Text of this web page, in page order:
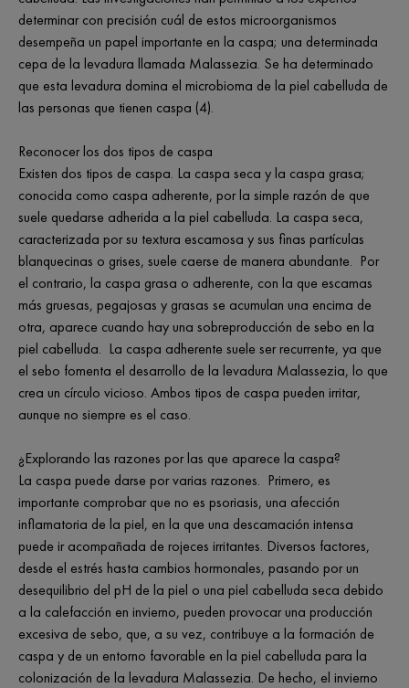
determinar con precisión cuál de estos microorganismos
desempeña un papel importante en la caspa; una determinada
cepa de la levadura llamada Malassezia. Se ha determinado
que esta levadura domina el microbioma de la piel cabelluda de
las personas que tienen caspa (4).
Reconocer los dos tipos de caspa
Existen dos tipos de caspa. La caspa seca y la caspa grasa;
conocida como caspa adherente, por la simple razón de que
suele quedarse adherida a la piel cabelluda. La caspa seca,
caracterizada por su textura escamosa y sus finas partículas
blanquecinas o grises, suele caerse de manera abundante. Por
el contrario, la caspa grasa o adherente, con la que escamas
más gruesas, pegajosas y grasas se acumulan una encima de
otra, aparece cuando hay una sobreproducción de sebo en la
piel cabelluda. La caspa adherente suele ser recurrente, ya que
el sebo fomenta el desarrollo de la levadura Malassezia, lo que
crea un círculo vicioso. Ambos tipos de caspa pueden irritar,
aunque no siempre es el caso.
¿Explorando las razones por las que aparece la caspa?
La caspa puede darse por varias razones. Primero, es
importante comprobar que no es psoriasis, una afección
inflamatoria de la piel, en la que una descamación intensa
puede ir acompañada de rojeces irritantes. Diversos factores,
desde el estrés hasta cambios hormonales, pasando por un
desequilibrio del pH de la piel o una piel cabelluda seca debido
a la calefacción en invierno, pueden provocar una producción
excesiva de sebo, que, a su vez, contribuye a la formación de
caspa y de un entorno favorable en la piel cabelluda para la
colonización de la levadura Malassezia. De hecho, el invierno